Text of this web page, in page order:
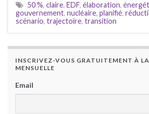
50 %, claire, EDF, élaboration,
gouvernement, nucléaire, planifié,
scénario, trajectoire, transition
INSCRIVEZ-VOUS GRATUITEMENT À
MENSUELLE
Email